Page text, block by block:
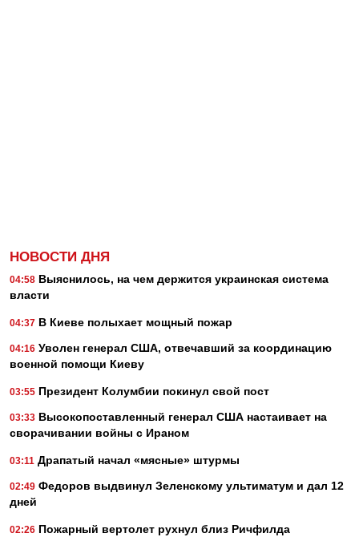
НОВОСТИ ДНЯ
04:58 Выяснилось, на чем держится украинская система
власти
04:37 В Киеве полыхает мощный пожар
04:16 Уволен генерал США, отвечавший за координацию
военной помощи Киеву
03:55 Президент Колумбии покинул свой пост
03:33 Высокопоставленный генерал США настаивает на
сворачивании войны с Ираном
03:11 Драпатый начал «мясные» штурмы
02:49 Федоров выдвинул Зеленскому ультиматум и дал 12
дней
02:26 Пожарный вертолет рухнул близ Ричфилда